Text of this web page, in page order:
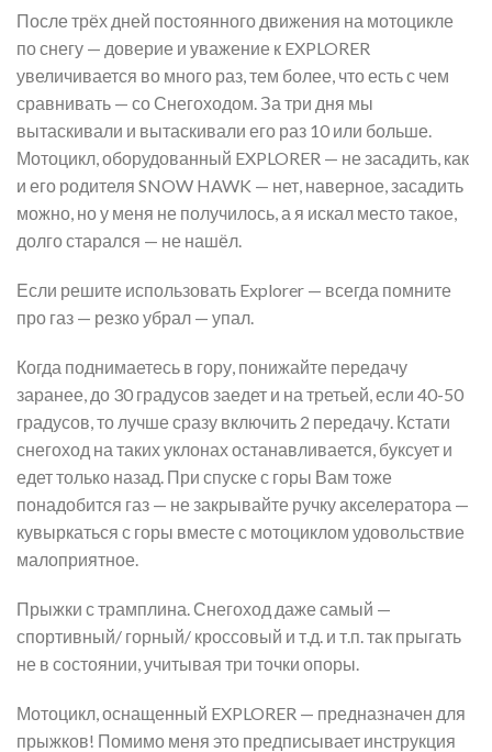
После трёх дней постоянного движения на мотоцикле
по снегу — доверие и уважение к EXPLORER
увеличивается во много раз, тем более, что есть с чем
сравнивать — со Снегоходом. За три дня мы
вытаскивали и вытаскивали его раз 10 или больше.
Мотоцикл, оборудованный EXPLORER — не засадить, как
и его родителя SNOW HAWK — нет, наверное, засадить
можно, но у меня не получилось, а я искал место такое,
долго старался — не нашёл.
Если решите использовать Explorer — всегда помните
про газ — резко убрал — упал.
Когда поднимаетесь в гору, понижайте передачу
заранее, до 30 градусов заедет и на третьей, если 40-50
градусов, то лучше сразу включить 2 передачу. Кстати
снегоход на таких уклонах останавливается, буксует и
едет только назад. При спуске с горы Вам тоже
понадобится газ — не закрывайте ручку акселератора —
кувыркаться с горы вместе с мотоциклом удовольствие
малоприятное.
Прыжки с трамплина. Снегоход даже самый —
спортивный/ горный/ кроссовый и т.д. и т.п. так прыгать
не в состоянии, учитывая три точки опоры.
Мотоцикл, оснащенный EXPLORER — предназначен для
прыжков! Помимо меня это предписывает инструкция